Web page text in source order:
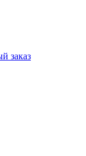
заказ